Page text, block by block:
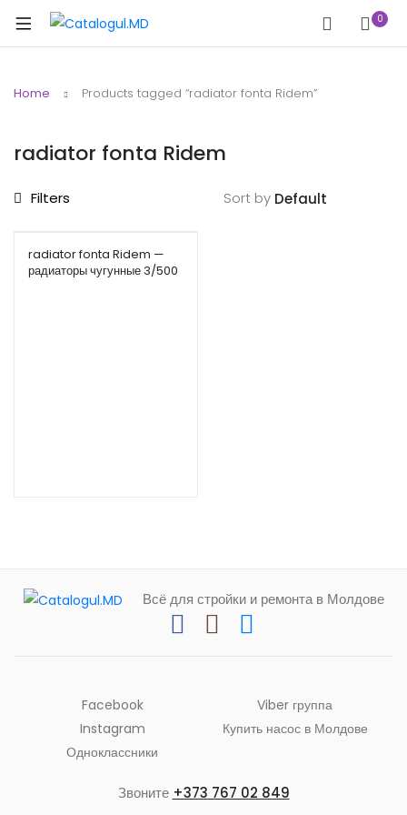
0
Home Products tagged “radiator fonta Ridem”
radiator fonta Ridem
Filters Sort by
radiator fonta Ridem —
радиаторы чугунные 3/500
Всё для стройки и ремонта в Молдове
Facebook
Instagram
Одноклассники
Viber группа
Купить насос в Молдове
Звоните +373 767 02 849